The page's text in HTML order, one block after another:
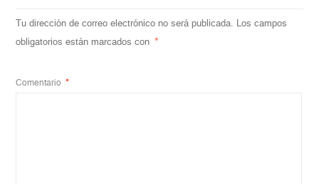
Tu dirección de correo electrónico no será publicada. Los campos
obligatorios están marcados con *
Comentario *